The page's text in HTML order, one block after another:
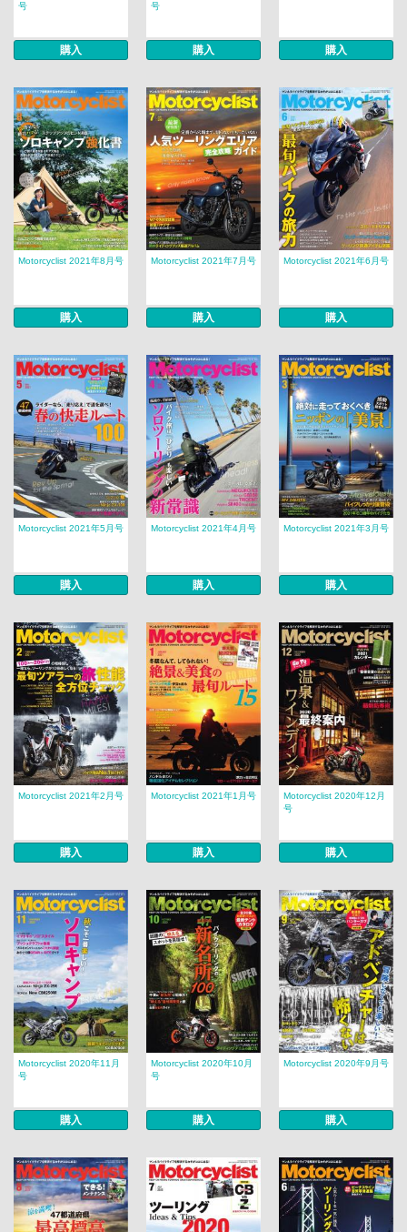
号
購入
号
購入 購入
Motorcyclist 2021年8月号
購入
Motorcyclist 2021年7月号
購入
Motorcyclist 2021年6月号
購入
Motorcyclist 2021年5月号
購入
Motorcyclist 2021年4月号
購入
Motorcyclist 2021年3月号
購入
Motorcyclist 2021年2月号
購入
Motorcyclist 2021年1月号
購入
Motorcyclist 2020年12月
号
購入
Motorcyclist 2020年11月
号
購入
Motorcyclist 2020年10月
号
購入
Motorcyclist 2020年9月号
購入